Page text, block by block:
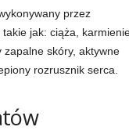
przez
jak: ciąża,
skóry, aktywne
rozrusznik serca.